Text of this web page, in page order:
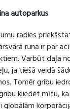
autoparkus
radies
runa ir par
Varbūt daļa
ja tiešā veidā
Tomēr gribu
kliedēt mītu,